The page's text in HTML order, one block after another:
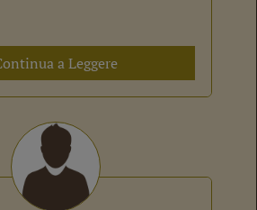
a Leggere